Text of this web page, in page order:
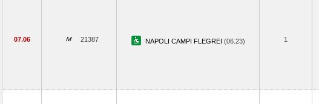
07.06 21387 NAPOLI CAMPI FLEGREI (06.23) 1